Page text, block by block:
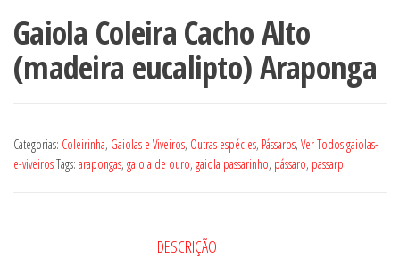
Gaiola Coleira Cacho Alto
(madeira eucalipto) Araponga
Categorias: Coleirinha, Gaiolas e Viveiros, Outras espécies, Pássaros, Ver Todos gaiolas-
e-viveirosTags: arapongas, gaiola de ouro, gaiola passarinho, pássaro, passarp
DESCRIÇÃO